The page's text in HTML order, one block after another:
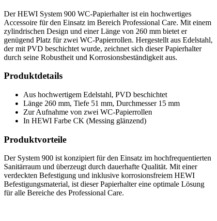
Der HEWI System 900 WC-Papierhalter ist ein hochwertiges
Accessoire für den Einsatz im Bereich Professional Care. Mit einem
zylindrischen Design und einer Länge von 260 mm bietet er
genügend Platz für zwei WC-Papierrollen. Hergestellt aus Edelstahl,
der mit PVD beschichtet wurde, zeichnet sich dieser Papierhalter
durch seine Robustheit und Korrosionsbeständigkeit aus.
Produktdetails
Aus hochwertigem Edelstahl, PVD beschichtet
Länge 260 mm, Tiefe 51 mm, Durchmesser 15 mm
Zur Aufnahme von zwei WC-Papierrollen
In HEWI Farbe CK (Messing glänzend)
Produktvorteile
Der System 900 ist konzipiert für den Einsatz im hochfrequentierten
Sanitärraum und überzeugt durch dauerhafte Qualität. Mit einer
verdeckten Befestigung und inklusive korrosionsfreiem HEWI
Befestigungsmaterial, ist dieser Papierhalter eine optimale Lösung
für alle Bereiche des Professional Care.